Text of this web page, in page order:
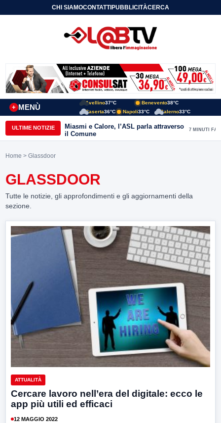
CHI SIAMOCONTATTIPUBBLICITÀCERCA
MENÙ
+
Avellino37°C Benevento38°C
Caserta36°C Napoli33°C Salerno33°C
ULTIME NOTIZIE
Miasmi e Calore, l’ASL parla attraverso
il Comune
7 MINUTI FA
Home > Glassdoor
GLASSDOOR
Tutte le notizie, gli approfondimenti e gli aggiornamenti della
sezione.
ATTUALITÀ
Cercare lavoro nell’era del digitale: ecco le
app più utili ed efficaci
12 MAGGIO 2022